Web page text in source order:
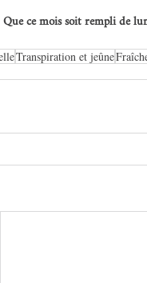
ce mois soit rempli de
Transpiration et jeûne